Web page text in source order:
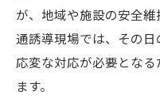
が、地域や施設の安全
通誘導現場では、その
応変な対応が必要とな
ます。